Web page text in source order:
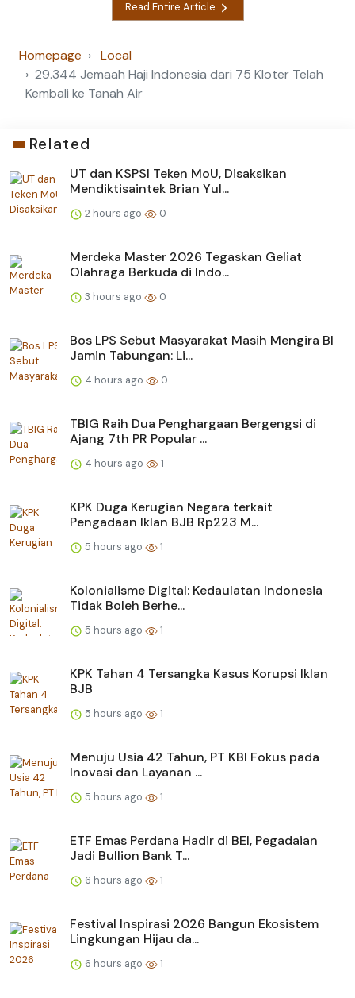
Read Entire Article
Homepage
Local
29.344 Jemaah Haji Indonesia dari 75 Kloter Telah
Kembali ke Tanah Air
Related
UT dan KSPSI Teken MoU, Disaksikan
Mendiktisaintek Brian Yul...
2 hours ago 0
Merdeka Master 2026 Tegaskan Geliat
Olahraga Berkuda di Indo...
3 hours ago 0
Bos LPS Sebut Masyarakat Masih Mengira BI
Jamin Tabungan: Li...
4 hours ago 0
TBIG Raih Dua Penghargaan Bergengsi di
Ajang 7th PR Popular ...
4 hours ago 1
KPK Duga Kerugian Negara terkait
Pengadaan Iklan BJB Rp223 M...
5 hours ago 1
Kolonialisme Digital: Kedaulatan Indonesia
Tidak Boleh Berhe...
5 hours ago 1
KPK Tahan 4 Tersangka Kasus Korupsi Iklan
BJB
5 hours ago 1
Menuju Usia 42 Tahun, PT KBI Fokus pada
Inovasi dan Layanan ...
5 hours ago 1
ETF Emas Perdana Hadir di BEI, Pegadaian
Jadi Bullion Bank T...
6 hours ago 1
Festival Inspirasi 2026 Bangun Ekosistem
Lingkungan Hijau da...
6 hours ago 1